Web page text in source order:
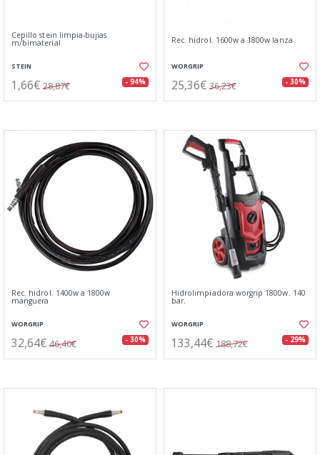
Cepillo stein limpia-bujias
m/bimaterial
STEIN
1,66€ 28,87€ - 94%
Rec. hidrol. 1600w a 1800w lanza
WORGRIP
25,36€ 36,23€ - 30%
Rec. hidrol. 1400w a 1800w
manguera
WORGRIP
32,64€ 46,40€ - 30%
Hidrolimpiadora worgrip 1800w. 140
bar.
WORGRIP
133,44€ 188,72€ - 29%